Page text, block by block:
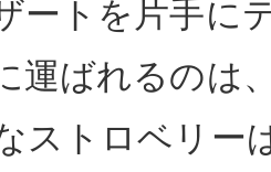
ートを片手に
運ばれるのは
ストロベリー